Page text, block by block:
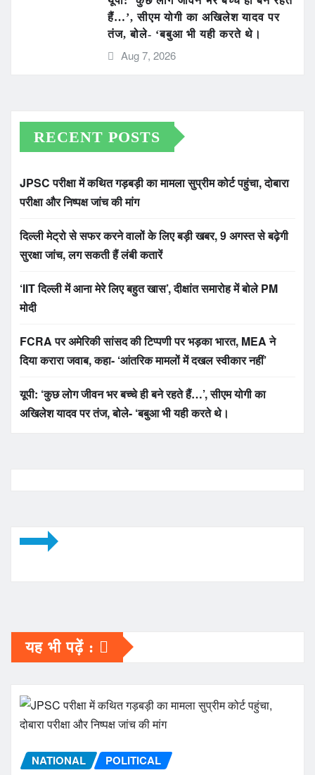
हैं…’, सीएम योगी का अखिलेश यादव पर
तंज, बोले- ‘बबुआ भी यही करते थे।
Aug 7, 2026
RECENT POSTS
JPSC परीक्षा में कथित गड़बड़ी का मामला सुप्रीम कोर्ट पहुंचा, दोबारा
परीक्षा और निष्पक्ष जांच की मांग
दिल्ली मेट्रो से सफर करने वालों के लिए बड़ी खबर, 9 अगस्त से बढ़ेगी
सुरक्षा जांच, लग सकती हैं लंबी कतारें
‘IIT दिल्ली में आना मेरे लिए बहुत खास’, दीक्षांत समारोह में बोले PM
मोदी
FCRA पर अमेरिकी सांसद की टिप्पणी पर भड़का भारत, MEA ने
दिया करारा जवाब, कहा- ‘आंतरिक मामलों में दखल स्वीकार नहीं’
यूपी: ‘कुछ लोग जीवन भर बच्चे ही बने रहते हैं…’, सीएम योगी का
अखिलेश यादव पर तंज, बोले- ‘बबुआ भी यही करते थे।
यह भी पढ़ें :
NATIONAL POLITICAL